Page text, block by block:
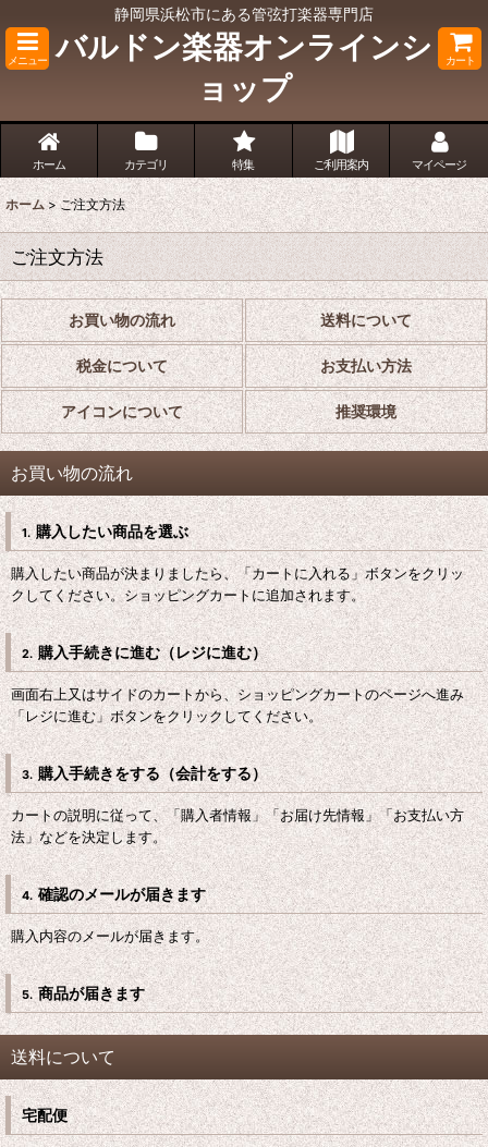
静岡県浜松市にある管弦打楽器専門店
メニュー
バルドン楽器オンラインシ
ョップ
カート
ホーム カテゴリ 特集 ご利用案内 マイページ
ホーム > ご注文方法
ご注文方法
お買い物の流れ 送料について
税金について お支払い方法
アイコンについて 推奨環境
お買い物の流れ
1. 購入したい商品を選ぶ
購入したい商品が決まりましたら、「カートに入れる」ボタンをクリッ
クしてください。ショッピングカートに追加されます。
2. 購入手続きに進む（レジに進む）
画面右上又はサイドのカートから、ショッピングカートのページへ進み
「レジに進む」ボタンをクリックしてください。
3. 購入手続きをする（会計をする）
カートの説明に従って、「購入者情報」「お届け先情報」「お支払い方
法」などを決定します。
4. 確認のメールが届きます
購入内容のメールが届きます。
5. 商品が届きます
送料について
宅配便